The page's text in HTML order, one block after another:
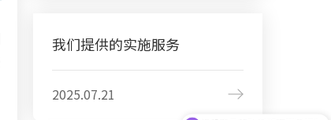
我们提供的实施服务
2025.07.21